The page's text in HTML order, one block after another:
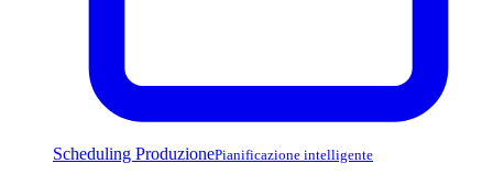
Scheduling ProduzionePianificazione intelligente